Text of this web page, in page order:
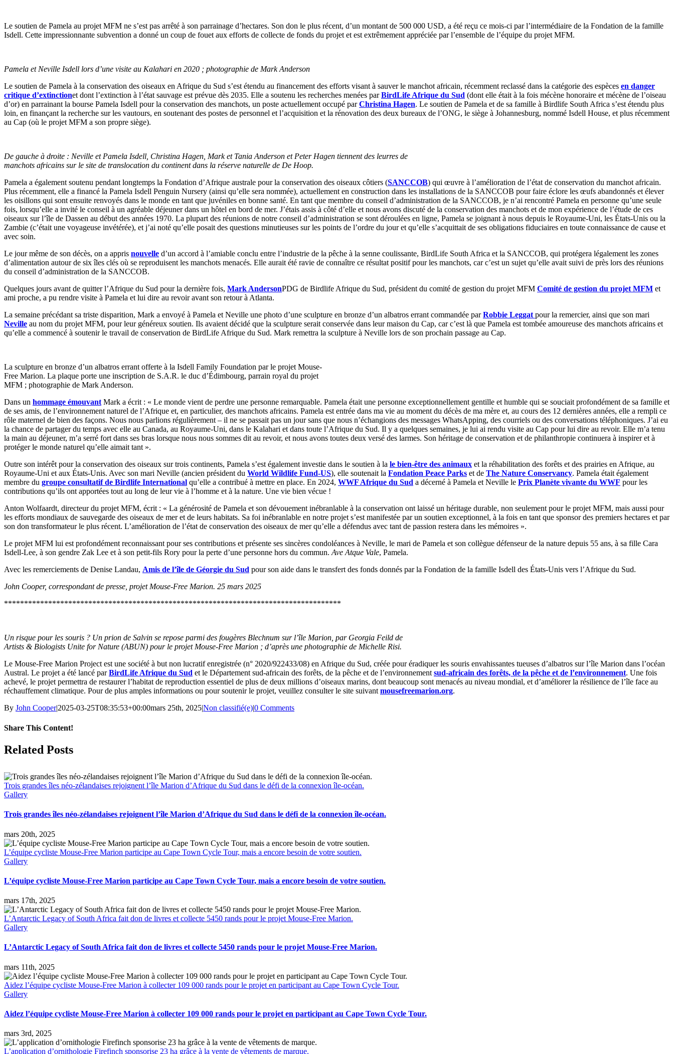
Le soutien de Pamela au projet MFM ne s’est pas arrêté à son parrainage d’hectares. Son don le plus récent, d’un montant de 500 000 USD, a été reçu ce mois-ci par l’intermédiaire de la Fondation de la famille
Isdell. Cette impressionnante subvention a donné un coup de fouet aux efforts de collecte de fonds du projet et est extrêmement appréciée par l’ensemble de l’équipe du projet MFM.
Pamela et Neville Isdell lors d’une visite au Kalahari en 2020 ; photographie de Mark Anderson
Le soutien de Pamela à la conservation des oiseaux en Afrique du Sud s’est étendu au financement des efforts visant à sauver le manchot africain, récemment reclassé dans la catégorie des espèces en danger
critique d’extinctionet dont l’extinction à l’état sauvage est prévue dès 2035. Elle a soutenu les recherches menées parBirdLife Afrique du Sud (dont elle était à la fois mécène honoraire et mécène de l’oiseau
d’or) en parrainant la bourse Pamela Isdell pour la conservation des manchots, un poste actuellement occupé parChristina Hagen. Le soutien de Pamela et de sa famille à Birdlife South Africa s’est étendu plus
loin, en finançant la recherche sur les vautours, en soutenant des postes de personnel et l’acquisition et la rénovation des deux bureaux de l’ONG, le siège à Johannesburg, nommé Isdell House, et plus récemment
au Cap (où le projet MFM a son propre siège).
De gauche à droite : Neville et Pamela Isdell, Christina Hagen, Mark et Tania Anderson et Peter Hagen tiennent des leurres de
manchots africains sur le site de translocation du continent dans la réserve naturelle de De Hoop.
Pamela a également soutenu pendant longtemps la Fondation d’Afrique australe pour la conservation des oiseaux côtiers (SANCCOB) qui œuvre à l’amélioration de l’état de conservation du manchot africain.
Plus récemment, elle a financé la Pamela Isdell Penguin Nursery (ainsi qu’elle sera nommée), actuellement en construction dans les installations de la SANCCOB pour faire éclore les œufs abandonnés et élever
les oisillons qui sont ensuite renvoyés dans le monde en tant que juvéniles en bonne santé. En tant que membre du conseil d’administration de la SANCCOB, je n’ai rencontré Pamela en personne qu’une seule
fois, lorsqu’elle a invité le conseil à un agréable déjeuner dans un hôtel en bord de mer. J’étais assis à côté d’elle et nous avons discuté de la conservation des manchots et de mon expérience de l’étude de ces
oiseaux sur l’île de Dassen au début des années 1970. La plupart des réunions de notre conseil d’administration se sont déroulées en ligne, Pamela se joignant à nous depuis le Royaume-Uni, les États-Unis ou la
Zambie (c’était une voyageuse invétérée), et j’ai noté qu’elle posait des questions minutieuses sur les points de l’ordre du jour et qu’elle s’acquittait de ses obligations fiduciaires en toute connaissance de cause et
avec soin.
Le jour même de son décès, on a appris nouvelle d’un accord à l’amiable conclu entre l’industrie de la pêche à la senne coulissante, BirdLife South Africa et la SANCCOB, qui protégera légalement les zones
d’alimentation autour de six îles clés où se reproduisent les manchots menacés. Elle aurait été ravie de connaître ce résultat positif pour les manchots, car c’est un sujet qu’elle avait suivi de près lors des réunions
du conseil d’administration de la SANCCOB.
Quelques jours avant de quitter l’Afrique du Sud pour la dernière fois, Mark AndersonPDG de Birdlife Afrique du Sud, président du comité de gestion du projet MFM Comité de gestion du projet MFM et
ami proche, a pu rendre visite à Pamela et lui dire au revoir avant son retour à Atlanta.
La semaine précédant sa triste disparition, Mark a envoyé à Pamela et Neville une photo d’une sculpture en bronze d’un albatros errant commandée parRobbie Leggatpour la remercier, ainsi que son mari
Neville au nom du projet MFM, pour leur généreux soutien. Ils avaient décidé que la sculpture serait conservée dans leur maison du Cap, car c’est là que Pamela est tombée amoureuse des manchots africains et
qu’elle a commencé à soutenir le travail de conservation de BirdLife Afrique du Sud. Mark remettra la sculpture à Neville lors de son prochain passage au Cap.
La sculpture en bronze d’un albatros errant offerte à la Isdell Family Foundation par le projet Mouse-
Free Marion. La plaque porte une inscription de S.A.R. le duc d’Édimbourg, parrain royal du projet
MFM ; photographie de Mark Anderson.
Dans un hommage émouvantMark a écrit : « Le monde vient de perdre une personne remarquable. Pamela était une personne exceptionnellement gentille et humble qui se souciait profondément de sa famille et
de ses amis, de l’environnement naturel de l’Afrique et, en particulier, des manchots africains. Pamela est entrée dans ma vie au moment du décès de ma mère et, au cours des 12 dernières années, elle a rempli ce
rôle maternel de bien des façons. Nous nous parlions régulièrement – il ne se passait pas un jour sans que nous n’échangions des messages WhatsApping, des courriels ou des conversations téléphoniques. J’ai eu
la chance de partager du temps avec elle au Canada, au Royaume-Uni, dans le Kalahari et dans toute l’Afrique du Sud. Il y a quelques semaines, je lui ai rendu visite au Cap pour lui dire au revoir. Elle m’a tenu
la main au déjeuner, m’a serré fort dans ses bras lorsque nous nous sommes dit au revoir, et nous avons toutes deux versé des larmes. Son héritage de conservation et de philanthropie continuera à inspirer et à
protéger le monde naturel qu’elle aimait tant ».
Outre son intérêt pour la conservation des oiseaux sur trois continents, Pamela s’est également investie dans le soutien à la le bien-être des animaux et la réhabilitation des forêts et des prairies en Afrique, au
Royaume-Uni et aux États-Unis. Avec son mari Neville (ancien président du World Wildlife Fund-US), elle soutenait la Fondation Peace Parks et de The Nature Conservancy. Pamela était également
membre du groupe consultatif de Birdlife International qu’elle a contribué à mettre en place. En 2024, WWF Afrique du Sud a décerné à Pamela et Neville le Prix Planète vivante du WWF pour les
contributions qu’ils ont apportées tout au long de leur vie à l’homme et à la nature. Une vie bien vécue !
Anton Wolfaardt, directeur du projet MFM, écrit : « La générosité de Pamela et son dévouement inébranlable à la conservation ont laissé un héritage durable, non seulement pour le projet MFM, mais aussi pour
les efforts mondiaux de sauvegarde des oiseaux de mer et de leurs habitats. Sa foi inébranlable en notre projet s’est manifestée par un soutien exceptionnel, à la fois en tant que sponsor des premiers hectares et par
son don transformateur le plus récent. L’amélioration de l’état de conservation des oiseaux de mer qu’elle a défendus avec tant de passion restera dans les mémoires ».
Le projet MFM lui est profondément reconnaissant pour ses contributions et présente ses sincères condoléances à Neville, le mari de Pamela et son collègue défenseur de la nature depuis 55 ans, à sa fille Cara
Isdell-Lee, à son gendre Zak Lee et à son petit-fils Rory pour la perte d’une personne hors du commun.Ave Atque Vale, Pamela.
Avec les remerciements de Denise Landau, Amis de l’île de Géorgie du Sud pour son aide dans le transfert des fonds donnés par la Fondation de la famille Isdell des États-Unis vers l’Afrique du Sud.
John Cooper, correspondant de presse, projet Mouse-Free Marion. 25 mars 2025
************************************************************************************
Un risque pour les souris ? Un prion de Salvin se repose parmi des fougères Blechnum sur l’île Marion, par Georgia Feild de
Artists & Biologists Unite for Nature (ABUN) pour le projet Mouse-Free Marion ; d’après une photographie de Michelle Risi.
Le Mouse-Free Marion Project est une société à but non lucratif enregistrée (n° 2020/922433/08) en Afrique du Sud, créée pour éradiquer les souris envahissantes tueuses d’albatros sur l’île Marion dans l’océan
Austral. Le projet a été lancé parBirdLife Afrique du Sud et le Département sud-africain des forêts, de la pêche et de l’environnementsud-africain des forêts, de la pêche et de l’environnement. Une fois
achevé, le projet permettra de restaurer l’habitat de reproduction essentiel de plus de deux millions d’oiseaux marins, dont beaucoup sont menacés au niveau mondial, et d’améliorer la résilience de l’île face au
réchauffement climatique. Pour de plus amples informations ou pour soutenir le projet, veuillez consulter le site suivantmousefreemarion.org.
By John Cooper|2025-03-25T08:35:53+00:00mars 25th, 2025|Non classifié(e)|0 Comments
Share This Content!
Facebook
X
LinkedIn
WhatsApp
Tumblr
Pinterest
Email
Related Posts
Trois grandes îles néo-zélandaises rejoignent l’île Marion d’Afrique du Sud dans le défi de la connexion île-océan.
Gallery
Trois grandes îles néo-zélandaises rejoignent l’île Marion d’Afrique du Sud dans le défi de la connexion île-océan.
mars 20th, 2025
L’équipe cycliste Mouse-Free Marion participe au Cape Town Cycle Tour, mais a encore besoin de votre soutien.
Gallery
L’équipe cycliste Mouse-Free Marion participe au Cape Town Cycle Tour, mais a encore besoin de votre soutien.
mars 17th, 2025
L’Antarctic Legacy of South Africa fait don de livres et collecte 5450 rands pour le projet Mouse-Free Marion.
Gallery
L’Antarctic Legacy of South Africa fait don de livres et collecte 5450 rands pour le projet Mouse-Free Marion.
mars 11th, 2025
Aidez l’équipe cycliste Mouse-Free Marion à collecter 109 000 rands pour le projet en participant au Cape Town Cycle Tour.
Gallery
Aidez l’équipe cycliste Mouse-Free Marion à collecter 109 000 rands pour le projet en participant au Cape Town Cycle Tour.
mars 3rd, 2025
L’application d’ornithologie Firefinch sponsorise 23 ha grâce à la vente de vêtements de marque.